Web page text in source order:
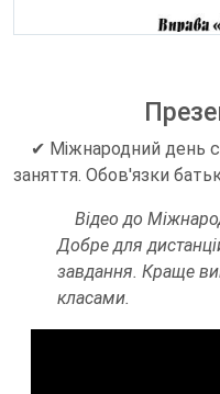
✔ Міжнародний день
заняття. Обов'язки
Відео до
Добре для
завдання. Краще
класами.